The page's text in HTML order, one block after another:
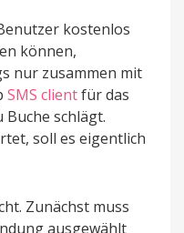
kostenlos
können,
nur zusammen mit
SMS clientfür das
Buche schlägt.
soll es eigentlich
Zunächst muss
ausgewählt